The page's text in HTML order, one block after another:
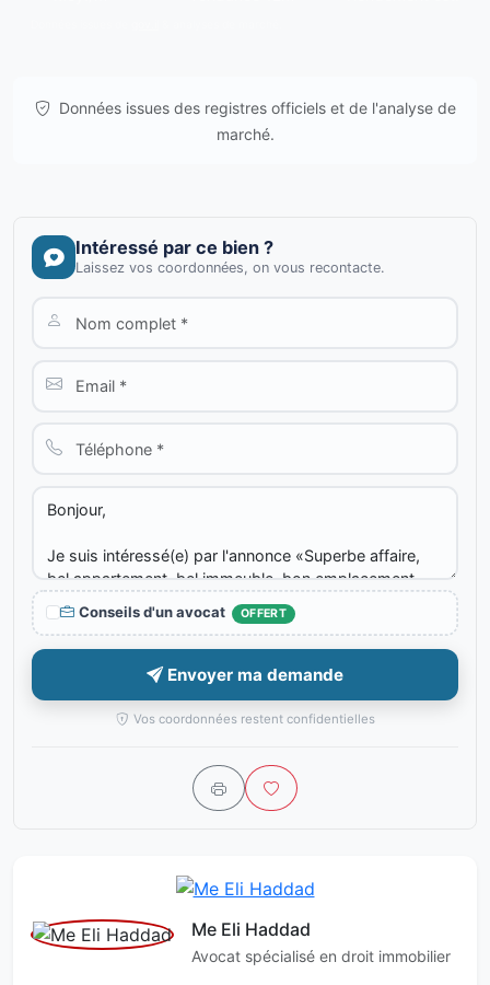
Données issues des registres officiels et de l'analyse de
marché.
Intéressé par ce bien ?
Laissez vos coordonnées, on vous recontacte.
Conseils d'un avocat OFFERT
Envoyer ma demande
Vos coordonnées restent confidentielles
Me Eli Haddad
Avocat spécialisé en droit immobilier